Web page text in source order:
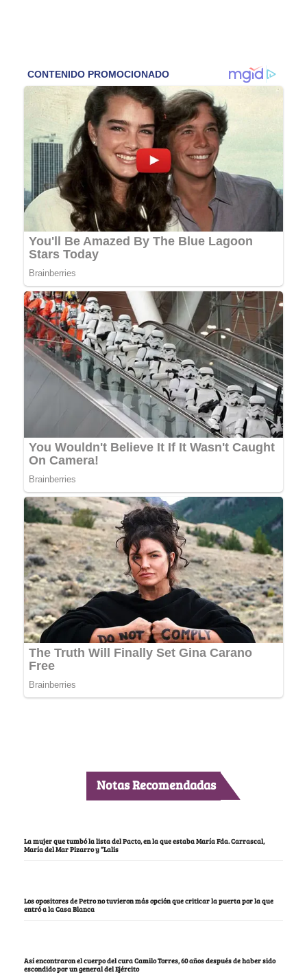
Notas Recomendadas
La mujer que tumbó la lista del Pacto, en la que estaba María Fda. Carrascal,
María del Mar Pizarro y “Lalis
Los opositores de Petro no tuvieron más opción que criticar la puerta por la que
entró a la Casa Blanca
Así encontraron el cuerpo del cura Camilo Torres, 60 años después de haber sido
escondido por un general del Ejército